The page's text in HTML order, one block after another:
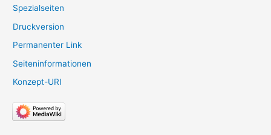
Spezialseiten
Druckversion
Permanenter Link
Seiten­­informationen
Konzept-URI